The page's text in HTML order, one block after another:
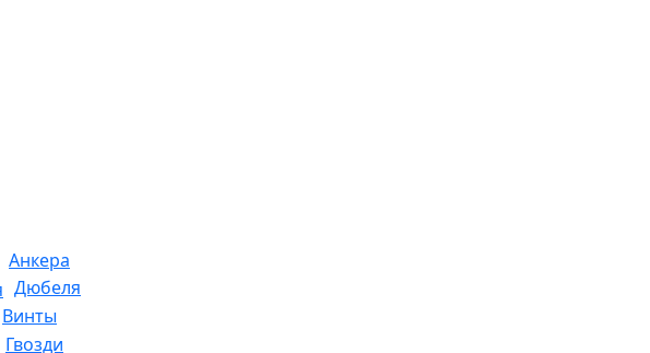
Анкера
Дюбеля
Винты
Гвозди